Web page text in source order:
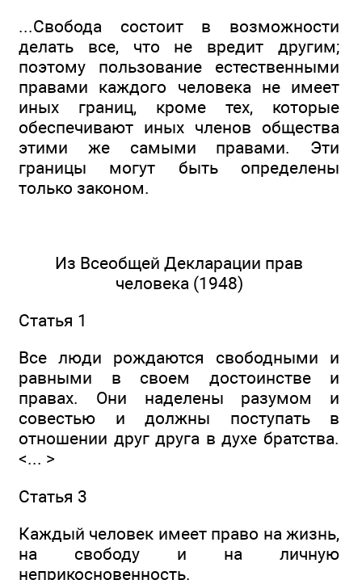
...Свобода состоит в возможности
делать все, что не вредит другим;
поэтому пользование естественными
правами каждого человека не имеет
иных границ, кроме тех, которые
обеспечивают иных членов общества
этими же самыми правами. Эти
границы могут быть определены
только законом.
Из Всеобщей Декларации прав
человека (1948)
Статья 1
Все люди рождаются свободными и
равными в своем достоинстве и
правах. Они наделены разумом и
совестью и должны поступать в
отношении друг друга в духе братства.
<... >
Статья 3
Каждый человек имеет право на жизнь,
на свободу и на личную
неприкосновенность.